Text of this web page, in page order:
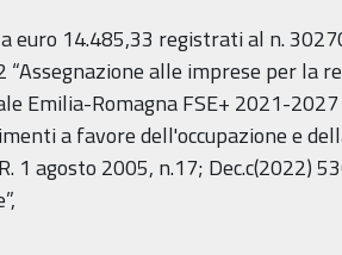
euro 14.485,33 registrati al n.
“Assegnazione alle imprese per la
Emilia-Romagna FSE+ 2021-
a favore dell'occupazione e
1 agosto 2005, n.17; Dec.c(2022)